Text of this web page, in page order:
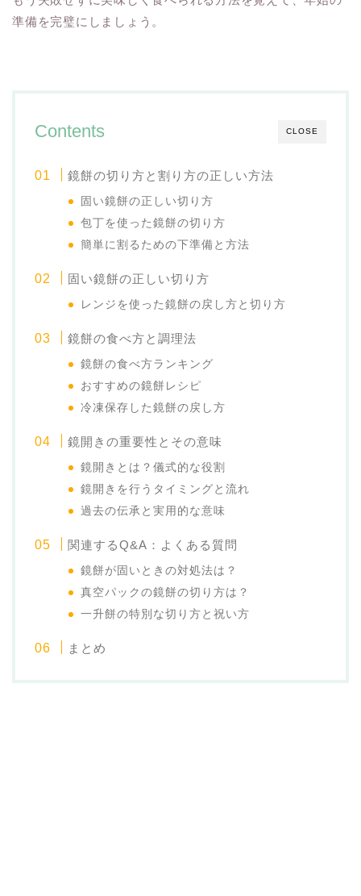
準備を完璧にしましょう。
CLOSE
Contents
鏡餅の切り方と割り方の正しい方法
固い鏡餅の正しい切り方
包丁を使った鏡餅の切り方
簡単に割るための下準備と方法
固い鏡餅の正しい切り方
レンジを使った鏡餅の戻し方と切り方
鏡餅の食べ方と調理法
鏡餅の食べ方ランキング
おすすめの鏡餅レシピ
冷凍保存した鏡餅の戻し方
鏡開きの重要性とその意味
鏡開きとは？儀式的な役割
鏡開きを行うタイミングと流れ
過去の伝承と実用的な意味
関連するQ&A：よくある質問
鏡餅が固いときの対処法は？
真空パックの鏡餅の切り方は？
一升餅の特別な切り方と祝い方
まとめ